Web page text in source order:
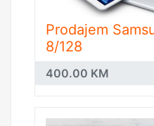
Prodajem
8/128
400.00 KM